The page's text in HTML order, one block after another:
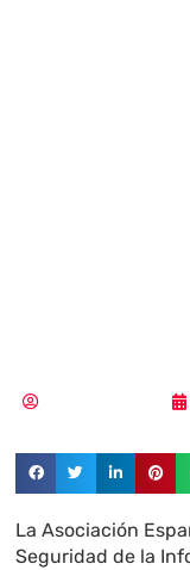
La Asociación
Seguridad de la